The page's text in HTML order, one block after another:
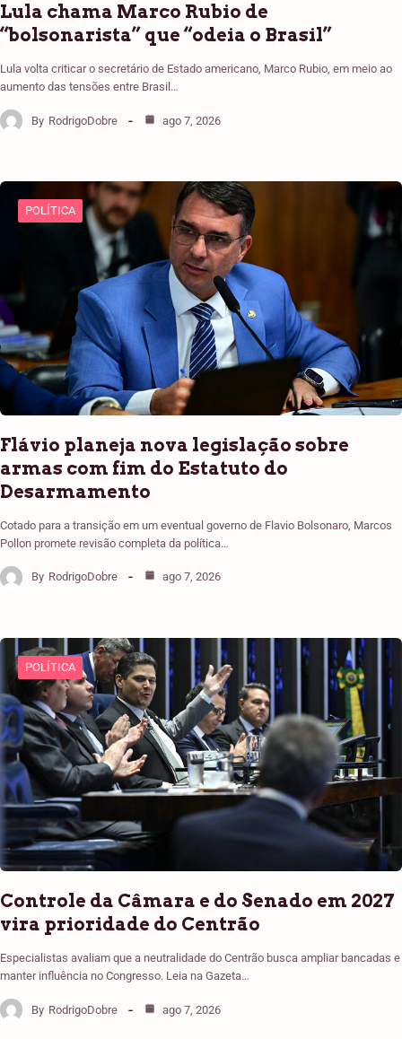
Lula chama Marco Rubio de
“bolsonarista” que “odeia o Brasil”
Lula volta criticar o secretário de Estado americano, Marco Rubio, em meio ao
aumento das tensões entre Brasil…
By RodrigoDobre ago 7, 2026
POLÍTICA
Flávio planeja nova legislação sobre
armas com fim do Estatuto do
Desarmamento
Cotado para a transição em um eventual governo de Flavio Bolsonaro, Marcos
Pollon promete revisão completa da política…
By RodrigoDobre ago 7, 2026
POLÍTICA
Controle da Câmara e do Senado em 2027
vira prioridade do Centrão
Especialistas avaliam que a neutralidade do Centrão busca ampliar bancadas e
manter influência no Congresso. Leia na Gazeta…
By RodrigoDobre ago 7, 2026